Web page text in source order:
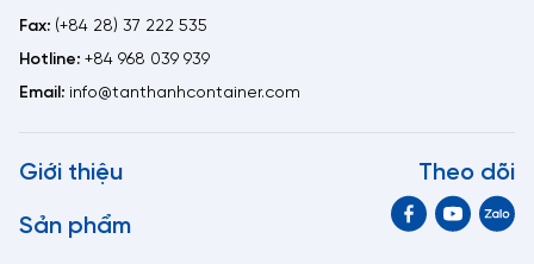
Fax: (+84 28) 37 222 535
Hotline: +84 968 039 939
Email: info@tanthanhcontainer.com
Giới thiệu
Sản phẩm
Theo dõi